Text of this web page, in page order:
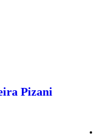
Pizani